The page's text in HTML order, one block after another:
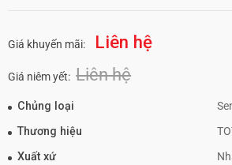
Giá khuyến mãi: Liên hệ
Giá niêm yết: Liên hệ
Chủng loại
Thương hiệu
Xuất xứ